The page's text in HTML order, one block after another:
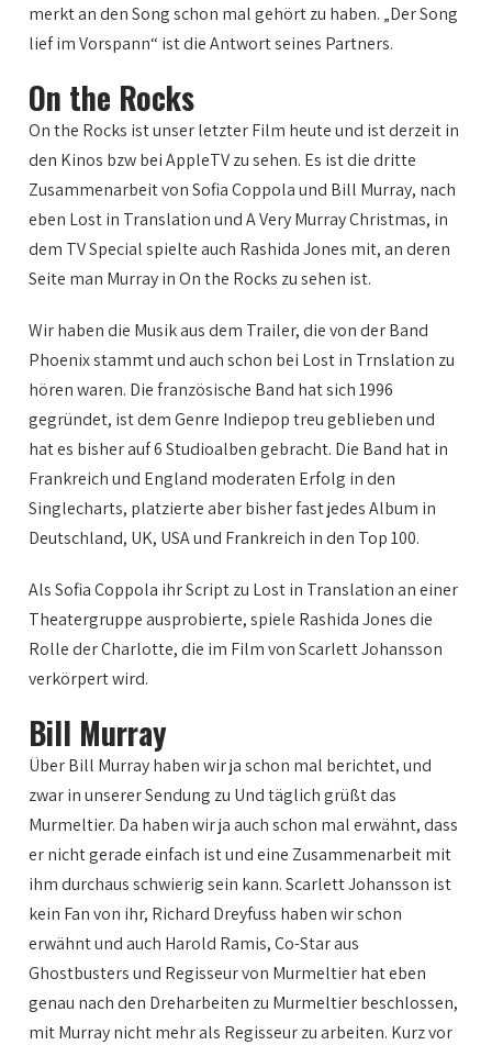
merkt an den Song schon mal gehört zu haben. „Der Song
lief im Vorspann“ ist die Antwort seines Partners.
On the Rocks
On the Rocks ist unser letzter Film heute und ist derzeit in
den Kinos bzw bei AppleTV zu sehen. Es ist die dritte
Zusammenarbeit von Sofia Coppola und Bill Murray, nach
eben Lost in Translation und A Very Murray Christmas, in
dem TV Special spielte auch Rashida Jones mit, an deren
Seite man Murray in On the Rocks zu sehen ist.
Wir haben die Musik aus dem Trailer, die von der Band
Phoenix stammt und auch schon bei Lost in Trnslation zu
hören waren. Die französische Band hat sich 1996
gegründet, ist dem Genre Indiepop treu geblieben und
hat es bisher auf 6 Studioalben gebracht. Die Band hat in
Frankreich und England moderaten Erfolg in den
Singlecharts, platzierte aber bisher fast jedes Album in
Deutschland, UK, USA und Frankreich in den Top 100.
Als Sofia Coppola ihr Script zu Lost in Translation an einer
Theatergruppe ausprobierte, spiele Rashida Jones die
Rolle der Charlotte, die im Film von Scarlett Johansson
verkörpert wird.
Bill Murray
Über Bill Murray haben wir ja schon mal berichtet, und
zwar in unserer Sendung zu Und täglich grüßt das
Murmeltier. Da haben wir ja auch schon mal erwähnt, dass
er nicht gerade einfach ist und eine Zusammenarbeit mit
ihm durchaus schwierig sein kann. Scarlett Johansson ist
kein Fan von ihr, Richard Dreyfuss haben wir schon
erwähnt und auch Harold Ramis, Co-Star aus
Ghostbusters und Regisseur von Murmeltier hat eben
genau nach den Dreharbeiten zu Murmeltier beschlossen,
mit Murray nicht mehr als Regisseur zu arbeiten. Kurz vor